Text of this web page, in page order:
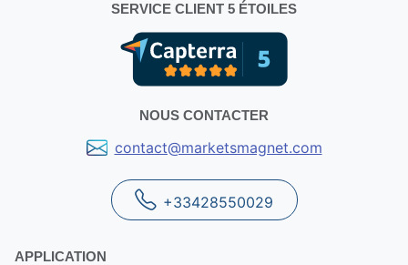
SERVICE CLIENT 5 ÉTOILES
NOUS CONTACTER
contact@marketsmagnet.com
+33428550029
APPLICATION